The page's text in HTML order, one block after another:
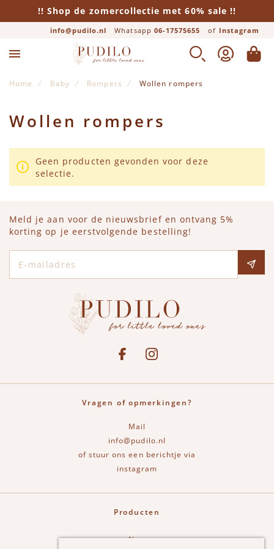
!! Shop de zomercollectie met 60% sale !!
info@pudilo.nl Whatsapp 06-17575655 of Instagram
ZOEK ACCOUNT
Home Baby Rompers Wollen rompers
Wollen rompers
Geen producten gevonden voor deze
selectie.
Meld je aan voor de nieuwsbrief en ontvang 5%
korting op je eerstvolgende bestelling!
See our FacebookBekijk onze Instagram pagina
Vragen of opmerkingen?
Mail
info@pudilo.nl
of stuur ons een berichtje via
instagram
Producten
New